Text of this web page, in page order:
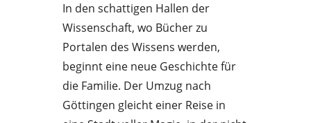
In den schattigen Hallen der
Wissenschaft, wo Bücher zu
Portalen des Wissens werden,
beginnt eine neue Geschichte für
die Familie. Der Umzug nach
Göttingen gleicht einer Reise in